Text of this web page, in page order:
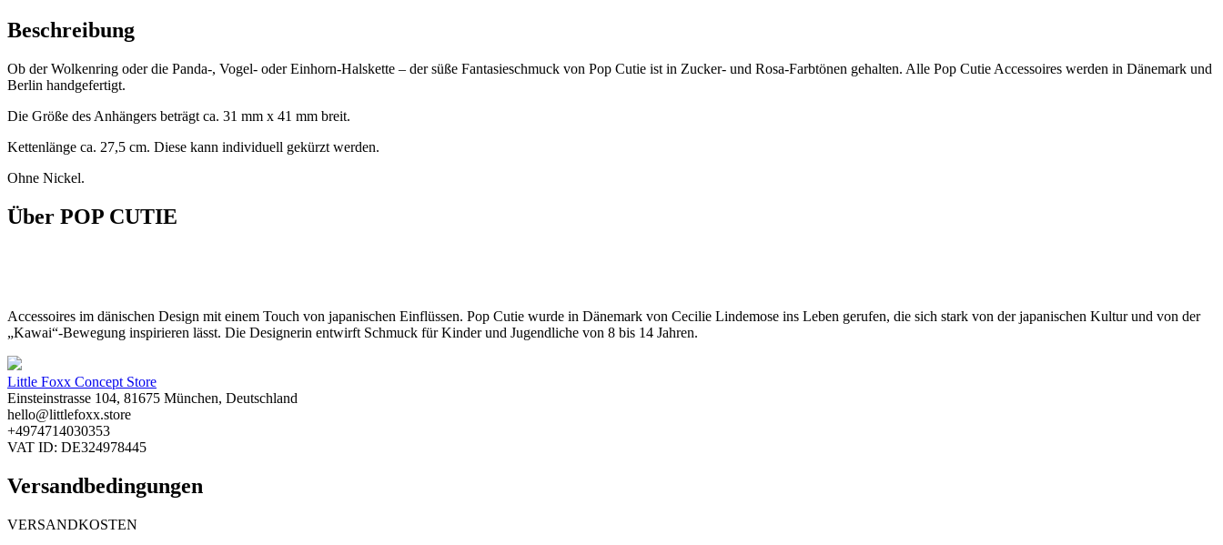
Beschreibung
Ob der Wolkenring oder die Panda-, Vogel- oder Einhorn-Halskette – der süße Fantasieschmuck von Pop Cutie ist in Zucker- und Rosa-Farbtönen gehalten. Alle Pop Cutie Accessoires werden in Dänemark und
Berlin handgefertigt.
Die Größe des Anhängers beträgt ca. 31 mm x 41 mm breit.
Kettenlänge ca. 27,5 cm. Diese kann individuell gekürzt werden.
Ohne Nickel.
Über POP CUTIE
Accessoires im dänischen Design mit einem Touch von japanischen Einflüssen. Pop Cutie wurde in Dänemark von Cecilie Lindemose ins Leben gerufen, die sich stark von der japanischen Kultur und von der
„Kawai“-Bewegung inspirieren lässt. Die Designerin entwirft Schmuck für Kinder und Jugendliche von 8 bis 14 Jahren.
Little Foxx Concept Store
Einsteinstrasse 104, 81675 München, Deutschland
hello@littlefoxx.store
+4974714030353
VAT ID: DE324978445
Versandbedingungen
VERSANDKOSTEN